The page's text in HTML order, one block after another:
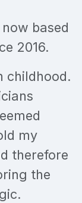
based
2016.
childhood.
my
therefore
the